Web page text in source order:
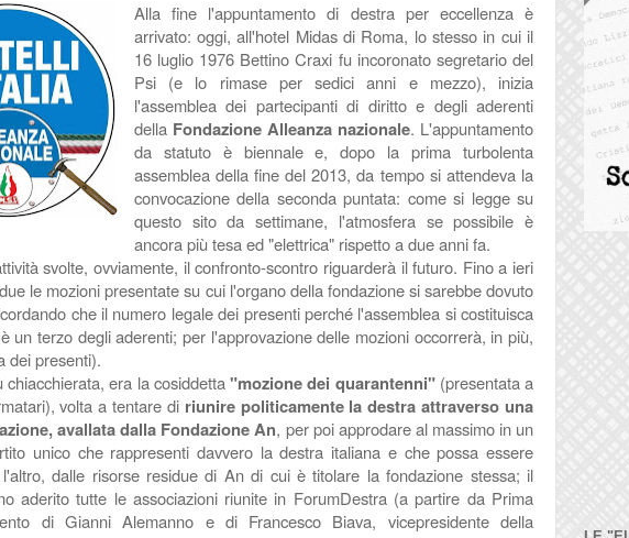
Alla fine l'appuntamento di destra per eccellenza è
arrivato: oggi, all'hotel Midas di Roma, lo stesso in cui il
16 luglio 1976 Bettino Craxi fu incoronato segretario del
Psi (e lo rimase per sedici anni e mezzo), inizia
l'assemblea dei partecipanti di diritto e degli aderenti
della Fondazione Alleanza nazionale. L'appuntamento
da statuto è biennale e, dopo la prima turbolenta
assemblea della fine del 2013, da tempo si attendeva la
convocazione della seconda puntata: come si legge su
questo sito da settimane, l'atmosfera se possibile è
ancora più tesa ed "elettrica" rispetto a due anni fa.
svolte, ovviamente, il confronto-scontro riguarderà il futuro. Fino a ieri
le mozioni presentate su cui l'organo della fondazione si sarebbe dovuto
che il numero legale dei presenti perché l'assemblea si costituisca
un terzo degli aderenti; per l'approvazione delle mozioni occorrerà, in più,
dei presenti).
chiacchierata, era la cosiddetta"mozione dei quarantenni"(presentata a
volta a tentare di riunire politicamente la destra attraverso una
avallata dalla Fondazione An, per poi approdare al massimo in un
unico che rappresenti davvero la destra italiana e che possa essere
dalle risorse residue di An di cui è titolare la fondazione stessa; il
aderito tutte le associazioni riunite in ForumDestra (a partire da Prima
di Gianni Alemanno e di Francesco Biava, vicepresidente della